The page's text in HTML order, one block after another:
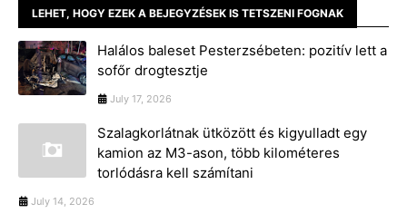
LEHET, HOGY EZEK A BEJEGYZÉSEK IS TETSZENI FOGNAK
Halálos baleset Pesterzsébeten: pozitív lett a
sofőr drogtesztje
July 17, 2026
Szalagkorlátnak ütközött és kigyulladt egy
kamion az M3-ason, több kilométeres
torlódásra kell számítani
July 14, 2026